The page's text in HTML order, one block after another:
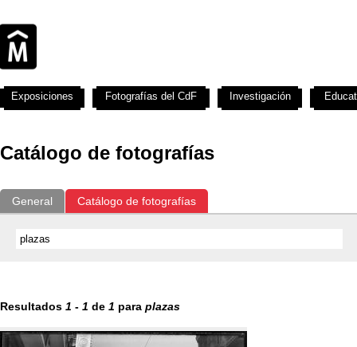
Catálogo de fotografías
General Catálogo de fotografías
Resultados 1 - 1 de 1 para plazas
Exposiciones Fotografías del CdF Investigación